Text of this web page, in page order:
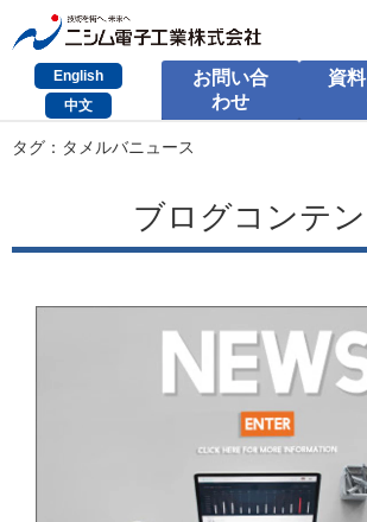
English
中文
お問い合
わせ
資
製品とサービス
課題別のご相談
会社情報
サポート情報
採用情報
お問い合わせ
タグ：タメルバニュース
ブログコンテ